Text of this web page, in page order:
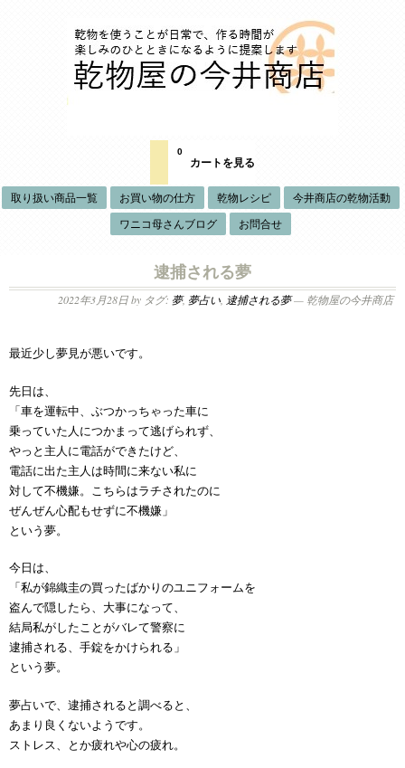
カートを見る
0
取り扱い商品一覧 お買い物の仕方 乾物レシピ 今井商店の乾物活動
ワニコ母さんブログ お問合せ
逮捕される夢
2022年3月28日by タグ: 夢, 夢占い 逮捕される夢— 乾物屋の今井商店
最近少し夢見が悪いです。
先日は、
「車を運転中、ぶつかっちゃった車に
乗っていた人につかまって逃げられず、
やっと主人に電話ができたけど、
電話に出た主人は時間に来ない私に
対して不機嫌。こちらはラチされたのに
ぜんぜん心配もせずに不機嫌」
という夢。
今日は、
「私が錦織圭の買ったばかりのユニフォームを
盗んで隠したら、大事になって、
結局私がしたことがバレて警察に
逮捕される、手錠をかけられる」
という夢。
夢占いで、逮捕されると調べると、
あまり良くないようです。
ストレス、とか疲れや心の疲れ。